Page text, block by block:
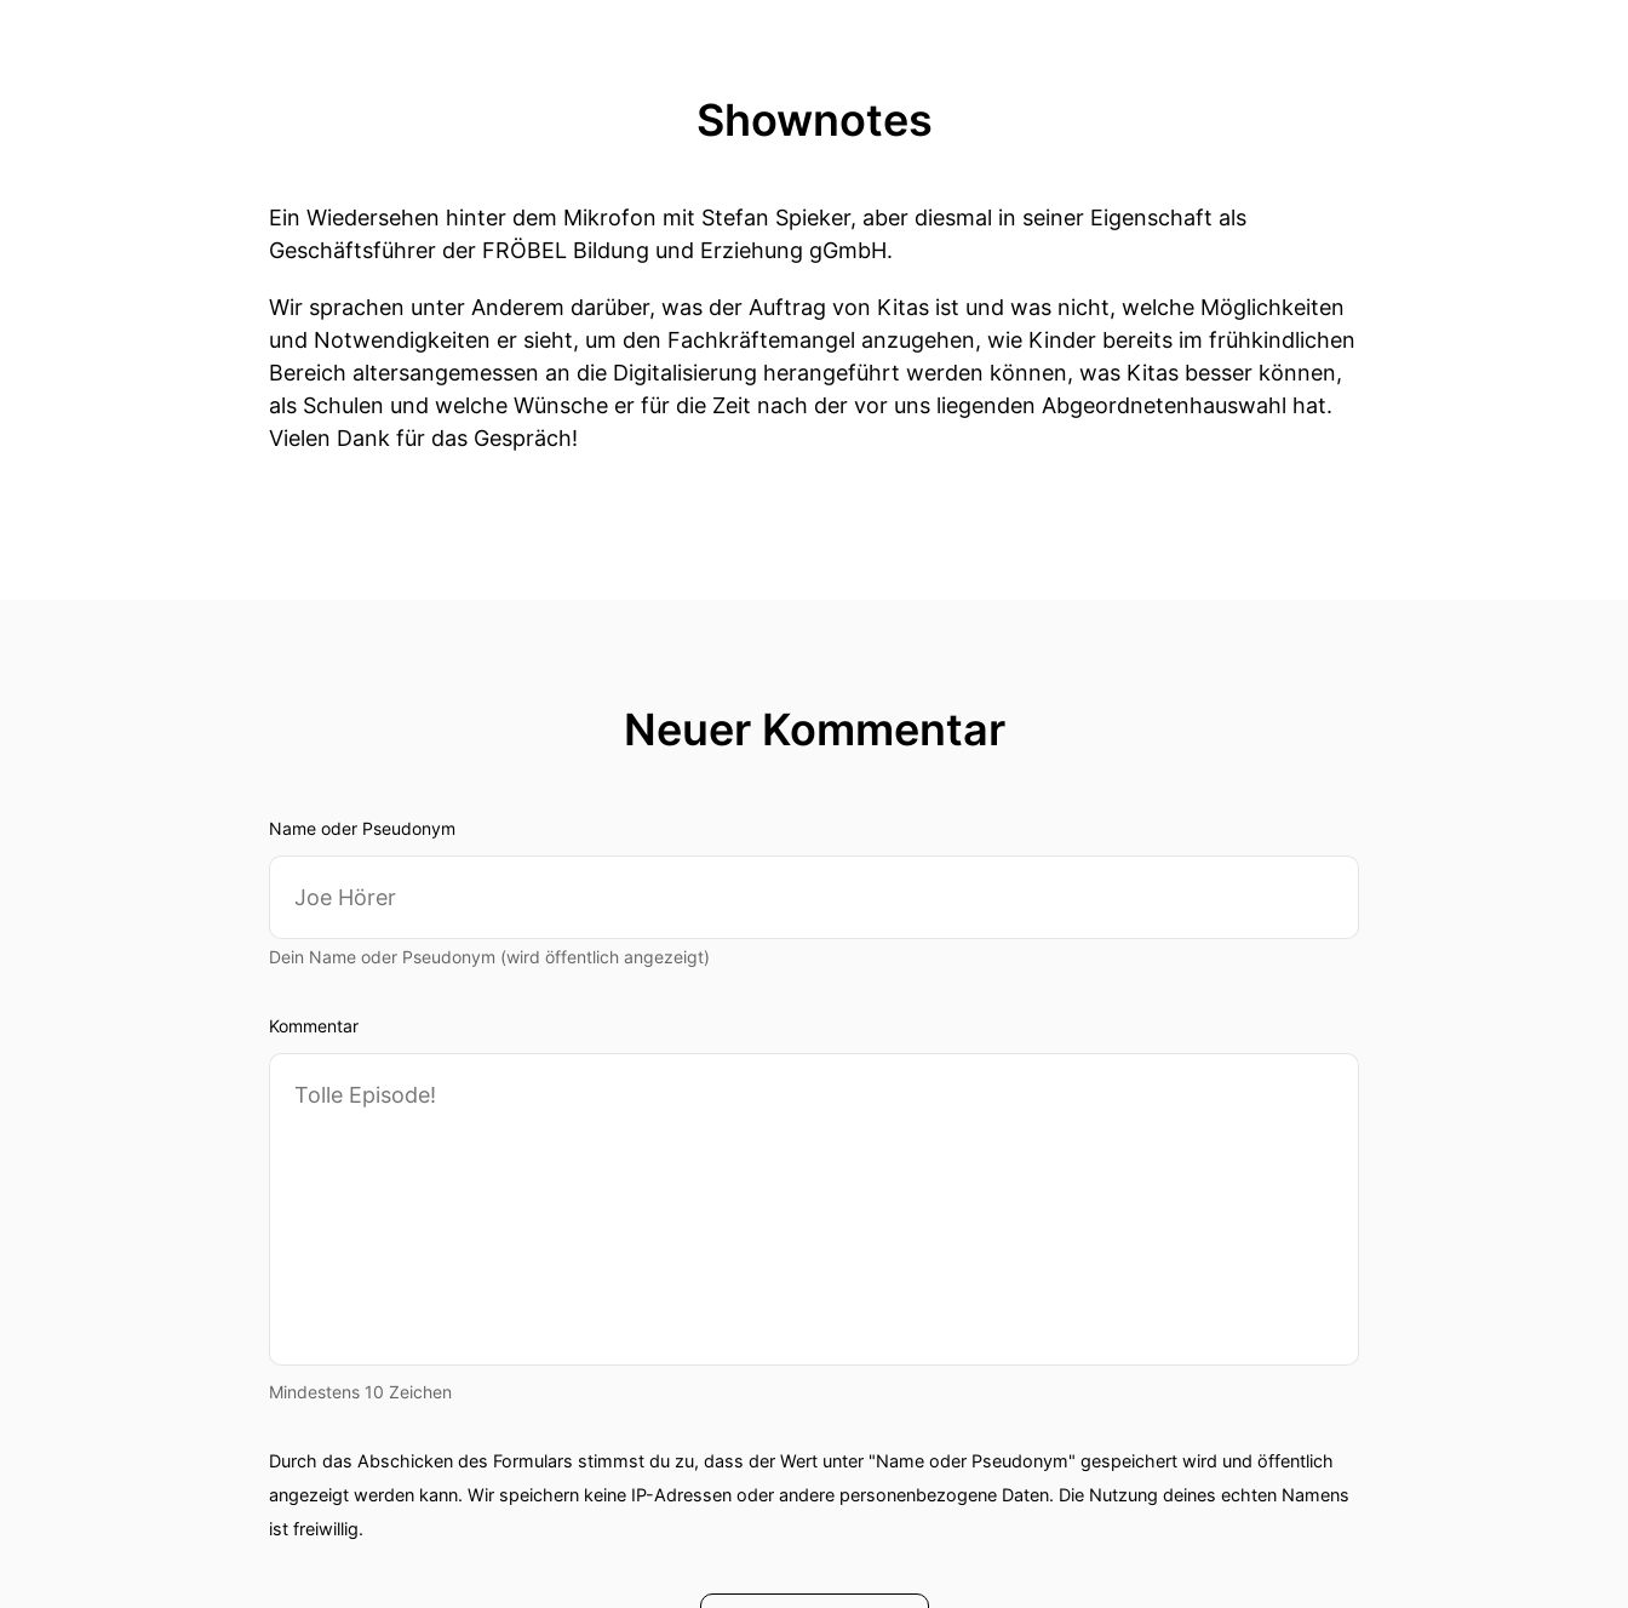
Shownotes
Ein Wiedersehen hinter dem Mikrofon mit Stefan Spieker, aber diesmal in seiner Eigenschaft als
Geschäftsführer der FRÖBEL Bildung und Erziehung gGmbH.
Wir sprachen unter Anderem darüber, was der Auftrag von Kitas ist und was nicht, welche Möglichkeiten
und Notwendigkeiten er sieht, um den Fachkräftemangel anzugehen, wie Kinder bereits im frühkindlichen
Bereich altersangemessen an die Digitalisierung herangeführt werden können, was Kitas besser können,
als Schulen und welche Wünsche er für die Zeit nach der vor uns liegenden Abgeordnetenhauswahl hat.
Vielen Dank für das Gespräch!
Neuer Kommentar
Name oder Pseudonym
Dein Name oder Pseudonym (wird öffentlich angezeigt)
Kommentar
Mindestens 10 Zeichen
Durch das Abschicken des Formulars stimmst du zu, dass der Wert unter "Name oder Pseudonym" gespeichert wird und öffentlich
angezeigt werden kann. Wir speichern keine IP-Adressen oder andere personenbezogene Daten. Die Nutzung deines echten Namens
ist freiwillig.